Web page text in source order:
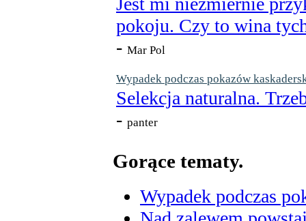
pokoju. Czy to wina
- Mar Pol
Wypadek podczas pokazów
Selekcja naturalna.
- panter
Gorące tematy.
Wypadek podczas